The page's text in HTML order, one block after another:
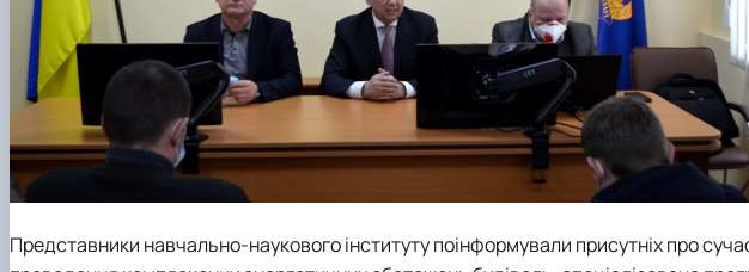
Представники навчально-наукового інституту поінформували присутніх про